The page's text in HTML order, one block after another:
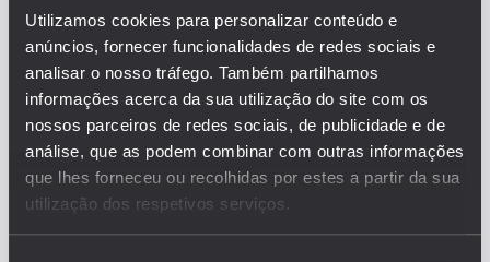
Utilizamos cookies para personalizar conteúdo e
anúncios, fornecer funcionalidades de redes sociais e
analisar o nosso tráfego. Também partilhamos
informações acerca da sua utilização do site com os
nossos parceiros de redes sociais, de publicidade e de
análise, que as podem combinar com outras informações
que lhes forneceu ou recolhidas por estes a partir da sua
utilização dos respetivos serviços.
rendimento disponível
equivalente nacional. O
indicador baseia-se no
rendimento disponível do
agregado considerando todos os
rendimentos auferidos por
aqueles que compõem o
agregado e que façam parte do
agregado. Este por sua vez tem
por base na sua composição o
número de membros adultos, a